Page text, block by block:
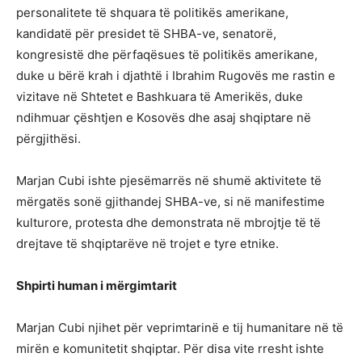
personalitete të shquara të politikës amerikane,
kandidatë për presidet të SHBA-ve, senatorë,
kongresistë dhe përfaqësues të politikës amerikane,
duke u bërë krah i djathtë i Ibrahim Rugovës me rastin e
vizitave në Shtetet e Bashkuara të Amerikës, duke
ndihmuar çështjen e Kosovës dhe asaj shqiptare në
përgjithësi.
Marjan Cubi ishte pjesëmarrës në shumë aktivitete të
mërgatës sonë gjithandej SHBA-ve, si në manifestime
kulturore, protesta dhe demonstrata në mbrojtje të të
drejtave të shqiptarëve në trojet e tyre etnike.
Shpirti human i mërgimtarit
Marjan Cubi njihet për veprimtarinë e tij humanitare në të
mirën e komunitetit shqiptar. Për disa vite rresht ishte